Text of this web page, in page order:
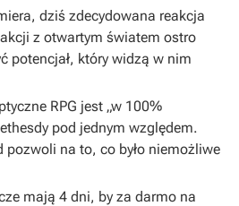
dziś zdecydowana reakcja
z otwartym światem ostro
potencjał, który widzą w nim
RPG jest „w 100%
pod jednym względem.
pozwoli na to, co było niemożliwe
mają 4 dni, by za darmo na